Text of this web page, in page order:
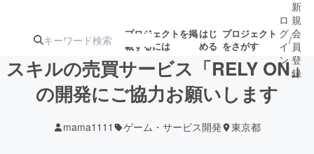
プロジェクトを掲
載するには
はじ
める
プロジェクト
をさがす
ターン
ジェクト
募集終了が近いプ
ロジェクト
もうすぐ公開
されます
ロ
グ
イ
ン
/
新
規
会
員
登
録
スキルの売買サービス「RELY ON」
の開発にご協力お願いします
mama1111 ゲーム・サービス開発 東京都